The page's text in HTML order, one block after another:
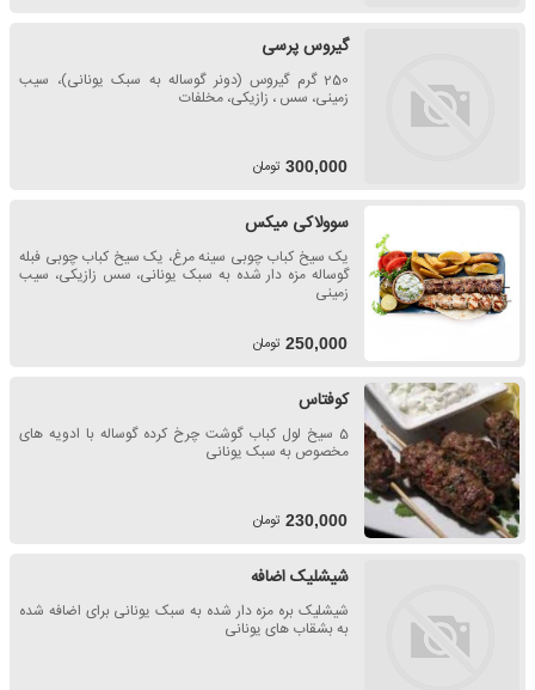
گیروس پرسی
250 گرم گیروس (دونر گوساله به سبک یونانی)، سیب
زمینی، سس ، زازیکی، مخلفات
300,000 تومان
سوولاکی میکس
یک سیخ کباب چوبی سینه مرغ، یک سیخ کباب چوبی فبله
گوساله مزه دار شده به سبک یونانی، سس زازیکی، سیب
زمینی
250,000 تومان
کوفتاس
5 سیخ لول کباب گوشت چرخ کرده گوساله با ادویه های
مخصوص به سبک یونانی
230,000 تومان
شیشلیک اضافه
شیشلیک بره مزه دار شده به سبک یونانی برای اضافه شده
به بشقاب های یونانی